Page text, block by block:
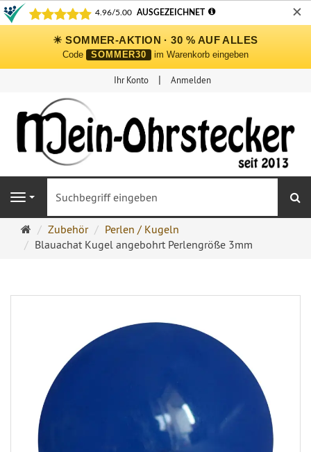
✕
☀ SOMMER-AKTION · 30 % AUF ALLES
Code SOMMER30 im Warenkorb eingeben
Ihr Konto Anmelden
Navigation
Ohrringe
Ohrstecker
Zubehör
Perlen / Kugeln
Blauachat Kugel angebohrt Perlengröße 3mm